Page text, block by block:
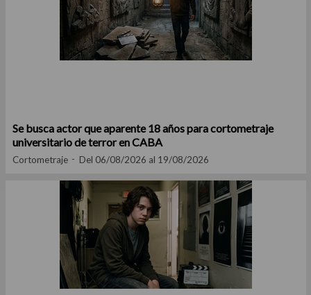
Se busca actor que aparente 18 años para cortometraje
universitario de terror en CABA
Cortometraje Del 06/08/2026 al 19/08/2026